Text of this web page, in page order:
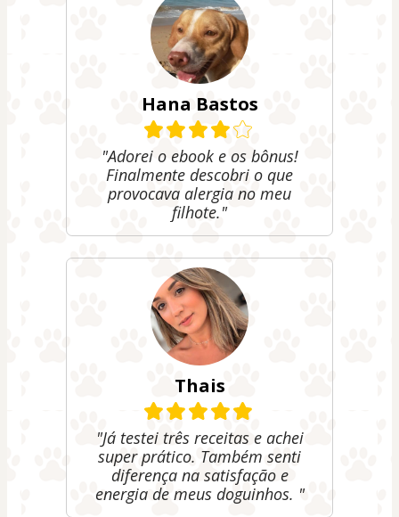
Hana Bastos
"Adorei o ebook e os bônus!
Finalmente descobri o que
provocava alergia no meu
filhote."
Thais
"Já testei três receitas e achei
super prático. Também senti
diferença na satisfação e
energia de meus doguinhos. "